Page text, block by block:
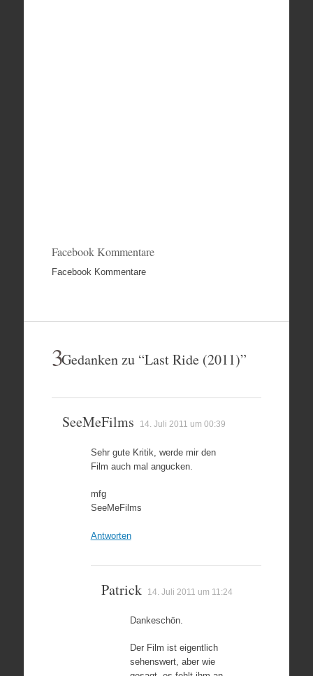
Facebook Kommentare
Facebook Kommentare
3Gedanken zu “Last Ride (2011)”
SeeMeFilms 14. Juli 2011 um 00:39
Sehr gute Kritik, werde mir den
Film auch mal angucken.
mfg
SeeMeFilms
Antworten
Patrick 14. Juli 2011 um 11:24
Dankeschön.
Der Film ist eigentlich
sehenswert, aber wie